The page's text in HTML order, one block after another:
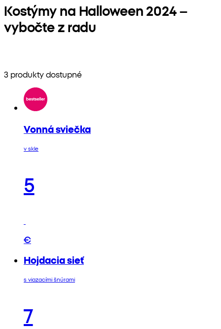
Kostýmy na Halloween 2024 –
vybočte z radu
3 produkty dostupné
Vonná sviečka
v skle
5
€
Hojdacia sieť
s viazacími šnúrami
7